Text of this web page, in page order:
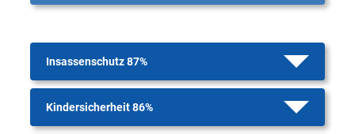
Insassenschutz 87%
Kindersicherheit 86%